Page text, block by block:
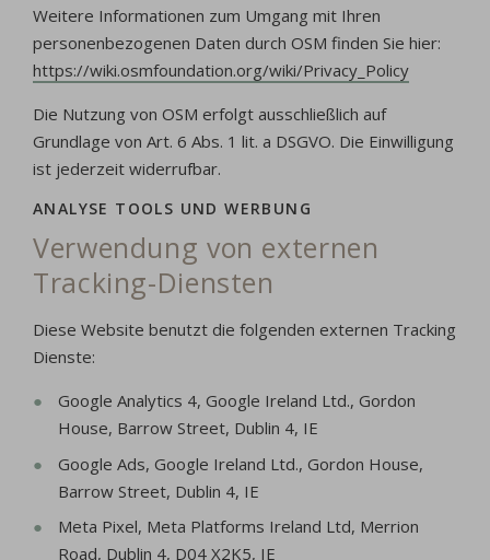
Weitere Informationen zum Umgang mit Ihren
personenbezogenen Daten durch OSM finden Sie hier:
https://wiki.osmfoundation.org/wiki/Privacy_Policy
Die Nutzung von OSM erfolgt ausschließlich auf
Grundlage von Art. 6 Abs. 1 lit. a DSGVO. Die Einwilligung
ist jederzeit widerrufbar.
ANALYSE TOOLS UND WERBUNG
Verwendung von externen
Tracking-Diensten
Diese Website benutzt die folgenden externen Tracking
Dienste:
Google Analytics 4, Google Ireland Ltd., Gordon
House, Barrow Street, Dublin 4, IE
Google Ads, Google Ireland Ltd., Gordon House,
Barrow Street, Dublin 4, IE
Meta Pixel, Meta Platforms Ireland Ltd, Merrion
Road, Dublin 4, D04 X2K5, IE